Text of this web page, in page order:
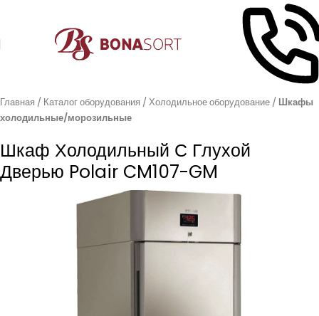
Главная Каталог оборудования Холодильное оборудование
Шкафы
холодильные/морозильные
Шкаф Холодильный С Глухой
Дверью Polair CM107-GM